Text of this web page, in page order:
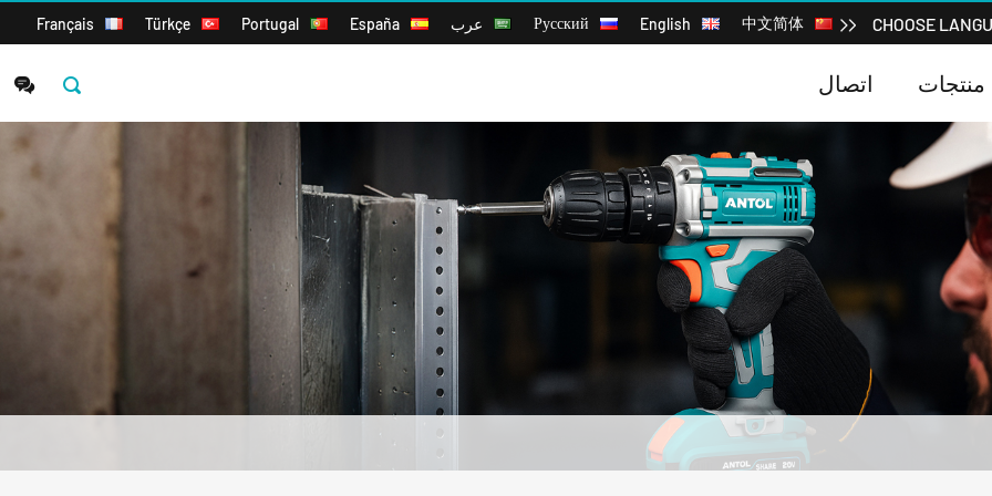
CHOOSE
中文简体
English
Русский عرب España
Portugal
Türkçe
Français
منتجات اتصال